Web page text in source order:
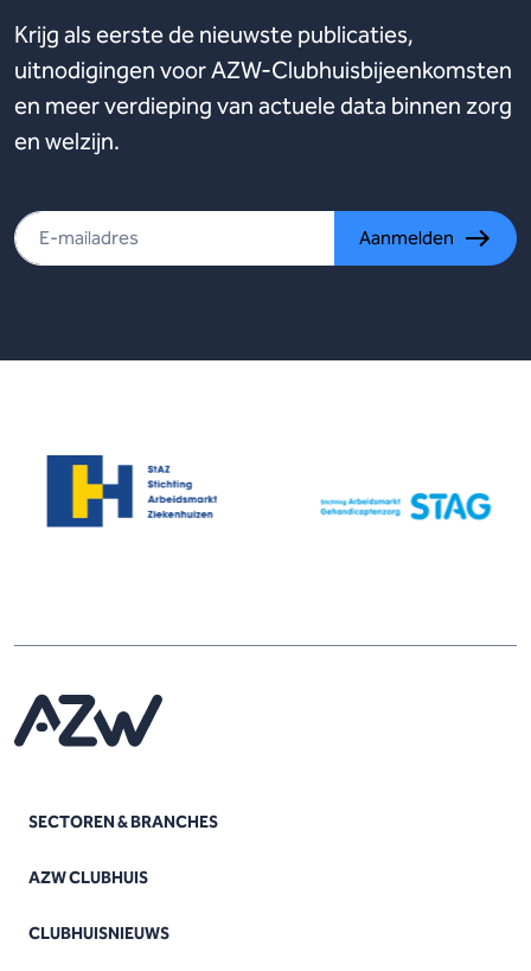
Krijg als eerste de nieuwste publicaties,
uitnodigingen voor AZW-Clubhuisbijeenkomsten
en meer verdieping van actuele data binnen zorg
en welzijn.
Aanmelden
SECTOREN & BRANCHES
AZW CLUBHUIS
CLUBHUISNIEUWS